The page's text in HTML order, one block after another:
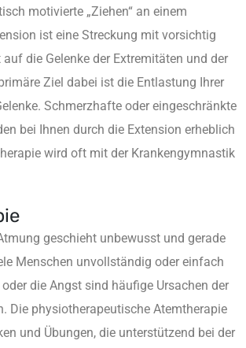
motivierte „Ziehen“ an einem
ist eine Streckung mit vorsichtig
die Gelenke der Extremitäten und der
Ziel dabei ist die Entlastung Ihrer
Schmerzhafte oder eingeschränkte
bei Ihnen durch die Extension erheblich
wird oft mit der Krankengymnastik
geschieht unbewusst und gerade
Menschen unvollständig oder einfach
die Angst sind häufige Ursachen der
Die physiotherapeutische Atemtherapie
und Übungen, die unterstützend bei der